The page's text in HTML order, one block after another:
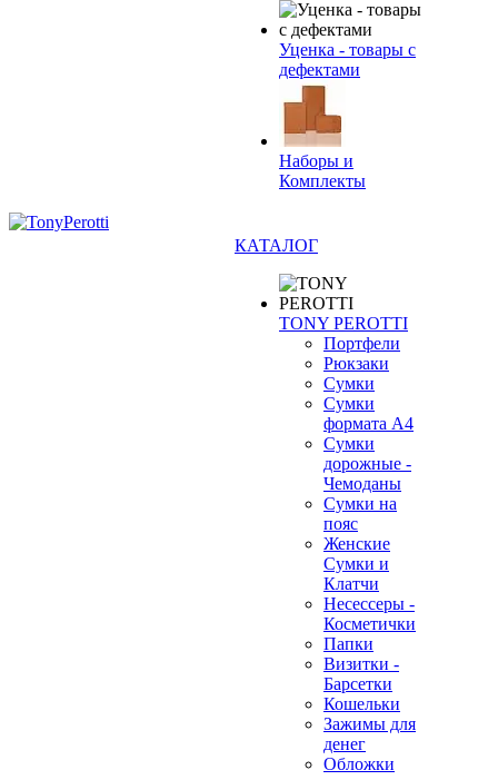
Уценка - товары с
дефектами
Наборы и
Комплекты
КАТАЛОГ
TONY PEROTTI
Портфели
Рюкзаки
Сумки
Сумки
формата А4
Сумки
дорожные -
Чемоданы
Сумки на
пояс
Женские
Сумки и
Клатчи
Несессеры -
Косметички
Папки
Визитки -
Барсетки
Кошельки
Зажимы для
денег
Обложки